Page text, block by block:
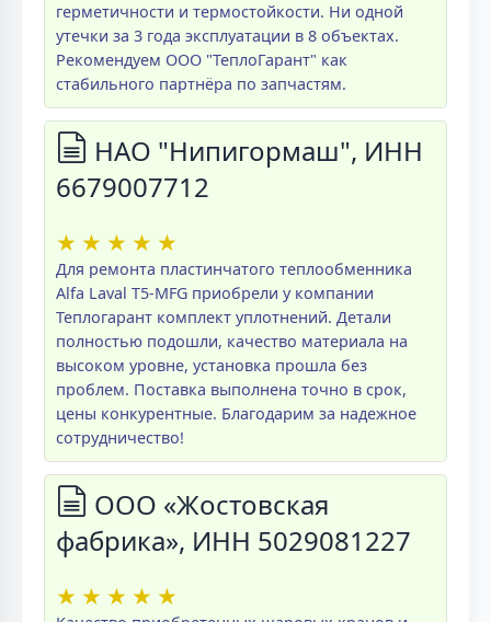
герметичности и термостойкости. Ни одной
утечки за 3 года эксплуатации в 8 объектах.
Рекомендуем ООО "ТеплоГарант" как
стабильного партнёра по запчастям.
НАО "Нипигормаш", ИНН
6679007712
★ ★ ★ ★ ★
Для ремонта пластинчатого теплообменника
Alfa Laval T5-MFG приобрели у компании
Теплогарант комплект уплотнений. Детали
полностью подошли, качество материала на
высоком уровне, установка прошла без
проблем. Поставка выполнена точно в срок,
цены конкурентные. Благодарим за надежное
сотрудничество!
ООО «Жостовская
фабрика», ИНН 5029081227
★ ★ ★ ★ ★